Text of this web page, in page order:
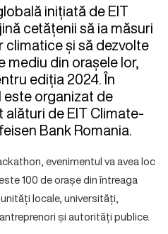
inițiată de EIT
cetățenii să ia măsuri
și să dezvolte
mediu din orașele lor,
ediția 2024. În
este organizat de
de EIT Climate-
Bank Romania.
evenimentul va avea loc
100 de orașe din întreaga
locale, universități,
și autorități publice.